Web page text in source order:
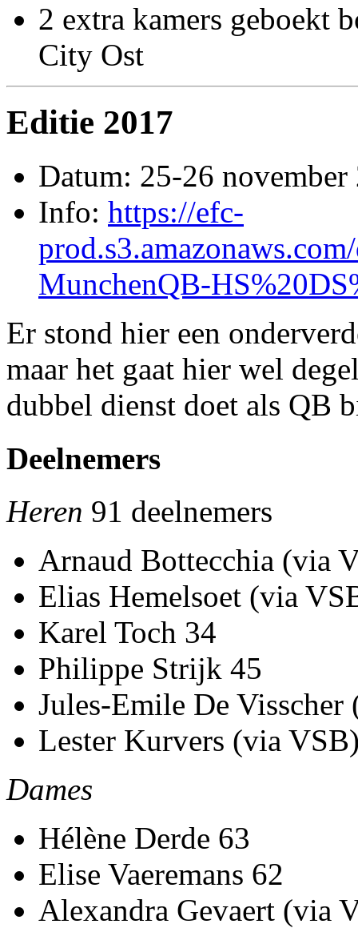
2 extra kamers geboekt
City Ost
Editie 2017
Datum: 25-26 november
Info: https://efc-
MunchenQB-
Er stond hier een
maar het gaat hier wel
dubbel dienst doet als QB
Deelnemers
Heren 91 deelnemers
Arnaud Bottecchia (via
Elias Hemelsoet (via
Karel Toch 34
Philippe Strijk 45
Jules-Emile De
Lester Kurvers (via
Dames
Hélène Derde 63
Elise Vaeremans 62
Alexandra Gevaert (via